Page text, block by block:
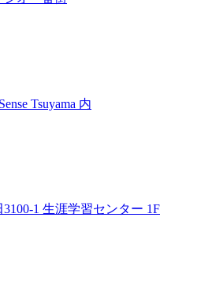
Tsuyama 内
1 生涯学習センター 1F